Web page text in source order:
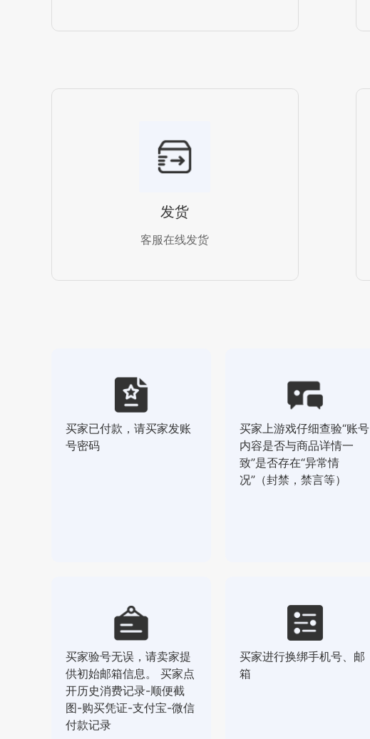
发货
客服在线发货
买家已付款，请买家发账
号密码
买家上游戏仔细查验“账号
内容是否与商品详情一
致”是否存在“异常情
况”（封禁，禁言等）
买家验号无误，请卖家提
供初始邮箱信息。 买家点
开历史消费记录-顺便截
图-购买凭证-支付宝-微信
付款记录
买家进行换绑手机号、邮
箱